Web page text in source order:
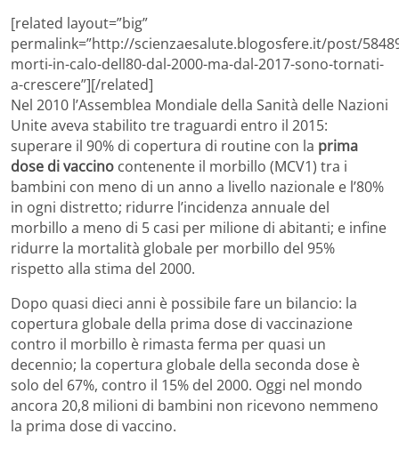
[related layout=”big”
permalink=”http://scienzaesalute.blogosfere.it/post/
morti-in-calo-dell80-dal-2000-ma-dal-2017-sono-tornati-
a-crescere”][/related]
Nel 2010 l’Assemblea Mondiale della Sanità delle Nazioni
Unite aveva stabilito tre traguardi entro il 2015:
superare il 90% di copertura di routine con la prima
dose di vaccino contenente il morbillo (MCV1) tra i
bambini con meno di un anno a livello nazionale e l’80%
in ogni distretto; ridurre l’incidenza annuale del
morbillo a meno di 5 casi per milione di abitanti; e infine
ridurre la mortalità globale per morbillo del 95%
rispetto alla stima del 2000.
Dopo quasi dieci anni è possibile fare un bilancio: la
copertura globale della prima dose di vaccinazione
contro il morbillo è rimasta ferma per quasi un
decennio; la copertura globale della seconda dose è
solo del 67%, contro il 15% del 2000. Oggi nel mondo
ancora 20,8 milioni di bambini non ricevono nemmeno
la prima dose di vaccino.